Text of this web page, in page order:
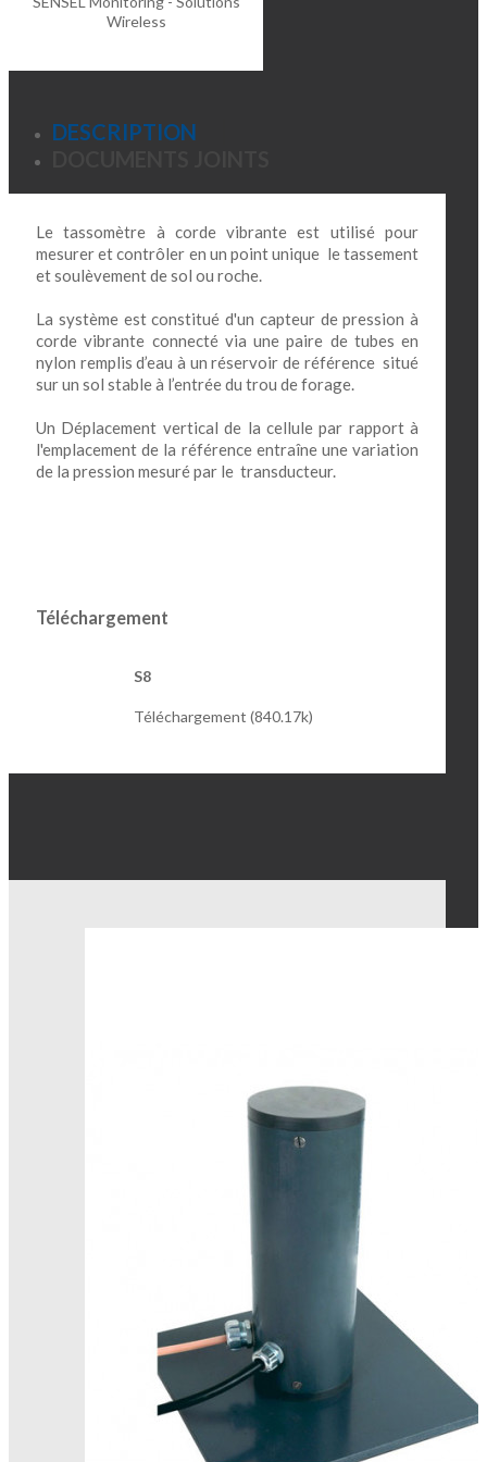
Wireless
DESCRIPTION
Le tassomètre à corde vibrante est utilisé pour
mesurer et contrôler en un point unique le tassement
et soulèvement de sol ou roche.
La système est constitué d'un capteur de pression à
corde vibrante connecté via une paire de tubes en
nylon remplis d’eau à un réservoir de référence situé
sur un sol stable à l’entrée du trou de forage.
Un Déplacement vertical de la cellule par rapport à
l'emplacement de la référence entraîne une variation
de la pression mesuré par le transducteur.
Téléchargement
S8
Téléchargement (840.17k)